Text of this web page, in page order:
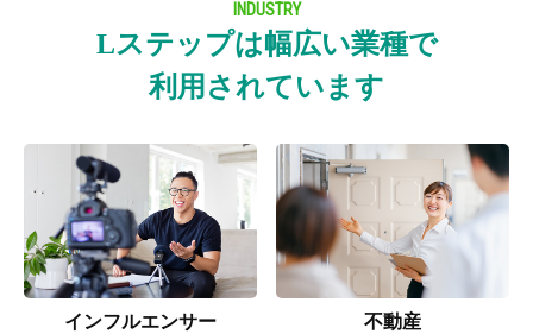
INDUSTRY
Lステップは幅広い業種で
利用されています
インフルエンサー 不動産